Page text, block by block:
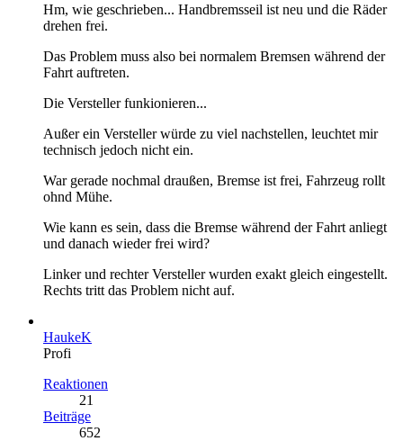
Hm, wie geschrieben... Handbremsseil ist neu und die Räder
drehen frei.
Das Problem muss also bei normalem Bremsen während der
Fahrt auftreten.
Die Versteller funkionieren...
Außer ein Versteller würde zu viel nachstellen, leuchtet mir
technisch jedoch nicht ein.
War gerade nochmal draußen, Bremse ist frei, Fahrzeug rollt
ohnd Mühe.
Wie kann es sein, dass die Bremse während der Fahrt anliegt
und danach wieder frei wird?
Linker und rechter Versteller wurden exakt gleich eingestellt.
Rechts tritt das Problem nicht auf.
HaukeK
Profi
Reaktionen
21
Beiträge
652